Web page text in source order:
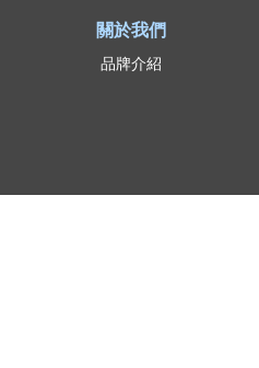
關於我們
品牌介紹